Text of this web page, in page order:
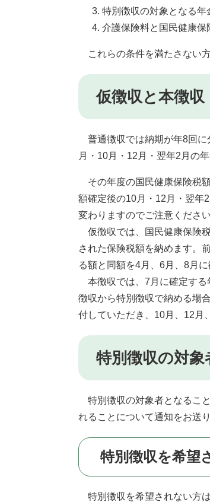
特別徴収の対象となる年
介護保険料と国民健康
これらの条件を満たさない
仮徴収と本徴収
普通徴収では納期が年8回に
月・10月・12月・翌年2月の
その年度の国民健康保険税
額確定後の10月・12月・翌年
変わりますのでご注意ください
仮徴収では、国民健康保険
された保険税額を納めます。
る額と同額を4月、6月、8月に
本徴収では、7月に確定する
徴収から特別徴収で納める場
付していただき、10月、12月
特別徴収の対
特別徴収の対象者となるこ
れることについて通知をお送
特別徴収を希望
特別徴収を希望されない方